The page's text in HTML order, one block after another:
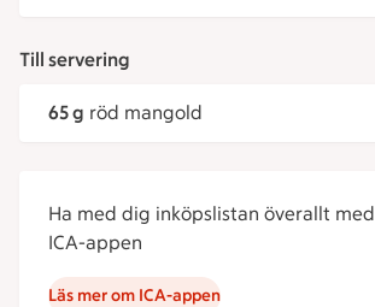
Till servering
65 g röd mangold
Ha med dig inköpslistan överallt med
ICA-appen
Läs mer om ICA-appen